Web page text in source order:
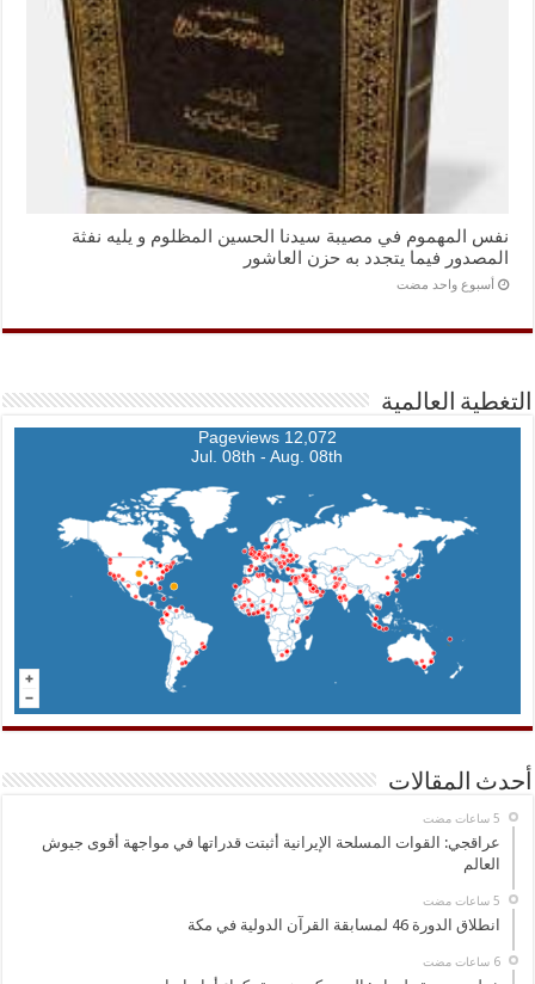
نفس المهموم في مصيبة سيدنا الحسين المظلوم و يليه نفثة
المصدور فيما يتجدد به حزن العاشور
‏أسبوع واحد مضت
التغطية العالمية
12,072 Pageviews
Jul. 08th - Aug. 08th
أحدث المقالات
عراقجي: القوات المسلحة الإيرانية أثبتت قدراتها في مواجهة أقوى جيوش
العالم
انطلاق الدورة 46 لمسابقة القرآن الدولية في مكة
‏6 ساعات مضت